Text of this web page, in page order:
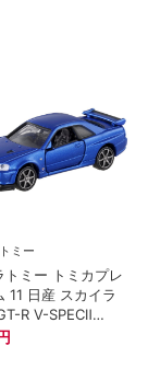
ミー
トミー トミカプレ
11 日産 スカイラ
R V-SPECⅡ
ニカー